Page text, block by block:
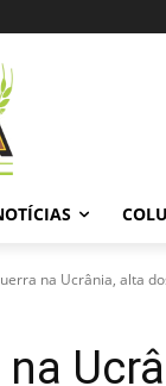
na Ucrânia, alta
na